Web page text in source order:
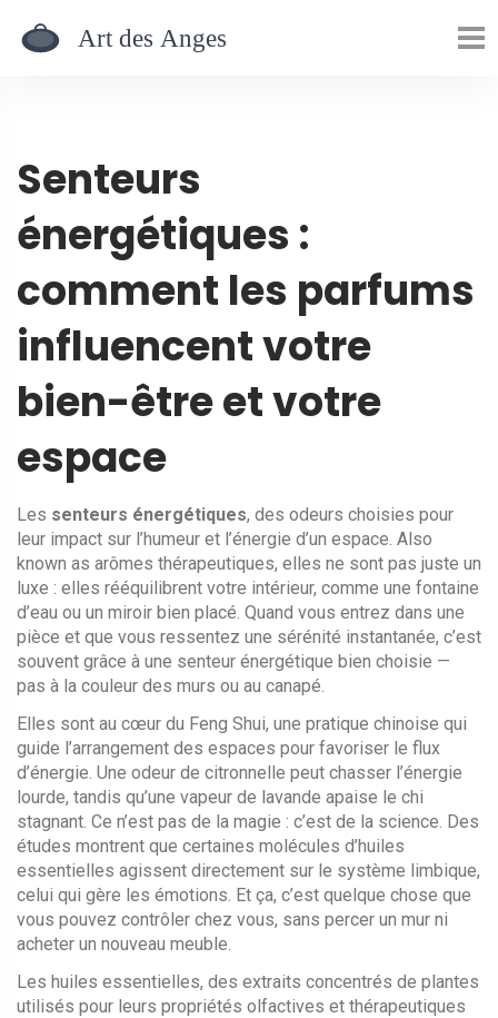
Senteurs
énergétiques :
comment les parfums
influencent votre
bien-être et votre
espace
Les senteurs énergétiques, des odeurs choisies pour
leur impact sur l’humeur et l’énergie d’un espace. Also
known as arômes thérapeutiques, elles ne sont pas juste un
luxe : elles rééquilibrent votre intérieur, comme une fontaine
d’eau ou un miroir bien placé. Quand vous entrez dans une
pièce et que vous ressentez une sérénité instantanée, c’est
souvent grâce à une senteur énergétique bien choisie —
pas à la couleur des murs ou au canapé.
Elles sont au cœur du Feng Shui, une pratique chinoise qui
guide l’arrangement des espaces pour favoriser le flux
d’énergie. Une odeur de citronnelle peut chasser l’énergie
lourde, tandis qu’une vapeur de lavande apaise le chi
stagnant. Ce n’est pas de la magie : c’est de la science. Des
études montrent que certaines molécules d’huiles
essentielles agissent directement sur le système limbique,
celui qui gère les émotions. Et ça, c’est quelque chose que
vous pouvez contrôler chez vous, sans percer un mur ni
acheter un nouveau meuble.
Les huiles essentielles, des extraits concentrés de plantes
utilisés pour leurs propriétés olfactives et thérapeutiques